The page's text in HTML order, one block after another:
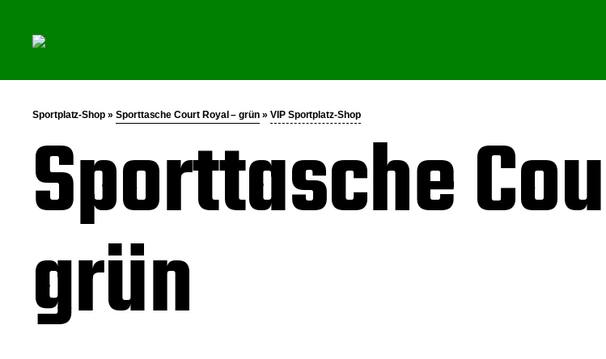
Sportplatz-Shop » Sporttasche Court Royal – grün » VIP Sportplatz-Shop
Sporttasche
grün